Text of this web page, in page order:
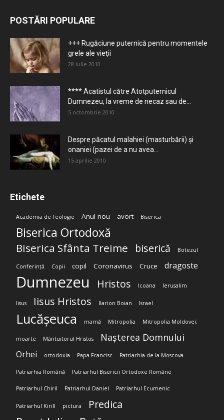
POSTĂRI POPULARE
+++ Rugăciune puternică pentru momentele
grele ale vieţii
28 iulie 2010
**** Acatistul către Atotputernicul
Dumnezeu, la vreme de necaz sau de...
5 octombrie 2010
Despre păcatul malahiei (masturbării) şi
onaniei (pazei de a nu avea...
15 aprilie 2010
Etichete
Academia de Teologie Anul nou avort Biserica
Biserica Ortodoxă
Biserica Sfânta Treime biserică Botezul
Conferință Copii copil Coronavirus Cruce dragoste
Dumnezeu Hristos Icoana Ierusalim
Iisus Iisus Hristos Ilarion Boian Israel
Lucășeuca mamă Mitropolia Mitropolia Moldovei;
moarte Mântuitorul Hristos Nașterea Domnului
Orhei ortodoxia Papa Francisc Patriarhia de la Moscova
Patriarhia Română Patriarhul Bisericii Ortodoxe Române
Patriarhul Chiril Patriarhul Daniel Patriarhul Ecumenic
Patriarhul Kirill pictura Predica